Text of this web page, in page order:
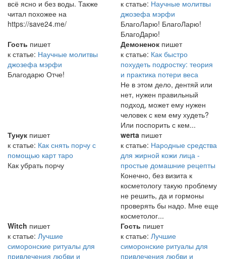
всё ясно и без воды. Также
читал похожее на
https://save24.me/
к статье: Научные молитвы
джозефа мэрфи
БлагоЛарю! БлагоЛарю!
БлагоДарю!
Гость пишет
к статье: Научные молитвы
джозефа мэрфи
Благодарю Отче!
Демоненок пишет
к статье: Как быстро
похудеть подростку: теория
и практика потери веса
Не в этом дело, дентяй или
нет, нужен правильный
подход, может ему нужен
человек с кем ему худеть?
Или поспорить с кем...
Тунук пишет
к статье: Как снять порчу с
помощью карт таро
Как убрать порчу
werta пишет
к статье: Народные средства
для жирной кожи лица -
простые домашние рецепты
Конечно, без визита к
косметологу такую проблему
не решить, да и гормоны
проверять бы надо. Мне еще
косметолог...
Witch пишет
к статье: Лучшие
симоронские ритуалы для
привлечения любви и
Гость пишет
к статье: Лучшие
симоронские ритуалы для
привлечения любви и